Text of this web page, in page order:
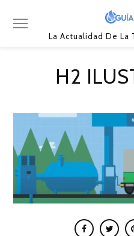
La Actualidad De La
H2